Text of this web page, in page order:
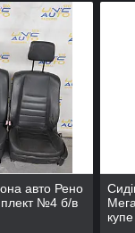
авто Рено
№4 б/в